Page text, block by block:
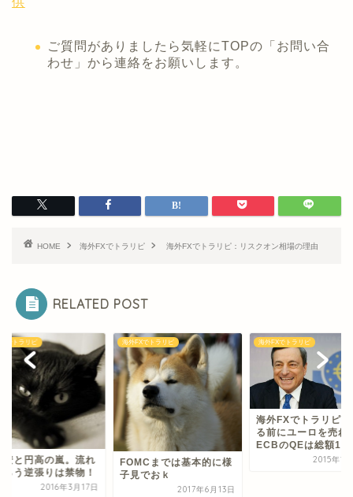
ご質問がありましたら気軽にTOPの「お問い合
わせ」から連絡をお願いします。
HOME 海外FXでトラリピ 海外FXでトラリピ：リスクオン相場の理由
RELATED POST
でトラリピ
までは基本的に様
でおｋ
2017年6月13日
海外FXでトラリピ
海外FXでトラリピ：考え
る前にユーロを売れ！～
ECBのQEは総額1...
2015年1月23日
海外FXでトラリピ
ドル安と円高の嵐。